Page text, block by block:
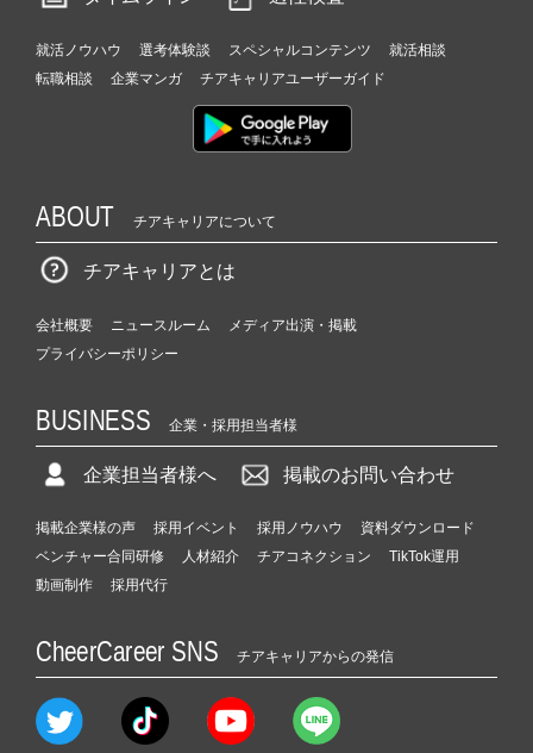
就活ノウハウ 選考体験談 スペシャルコンテンツ
就活相談
転職相談
企業マンガ チアキャリアユーザーガイド
ABOUT チアキャリアについて
チアキャリアとは
会社概要 ニュースルーム
メディア出演・掲載
プライバシーポリシー
BUSINESS 企業・採用担当者様
企業担当者様へ 掲載のお問い合わせ
掲載企業様の声 採用イベント 採用ノウハウ
資料ダウンロード
ベンチャー合同研修
人材紹介 チアコネクション
TikTok運用
動画制作
採用代行
CheerCareer SNS チアキャリアからの発信